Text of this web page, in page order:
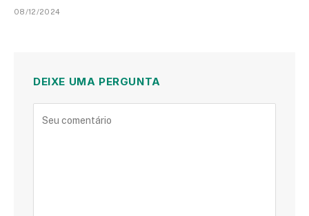
08/12/2024
DEIXE UMA PERGUNTA